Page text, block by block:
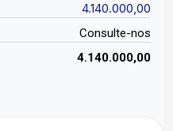
4.140.000,00
Consulte-nos
4.140.000,00